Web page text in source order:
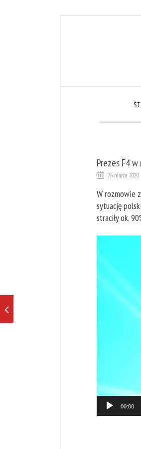
Prezes F4
26 marca 2020
W rozmowie
sytuację
straciły ok.
00:00